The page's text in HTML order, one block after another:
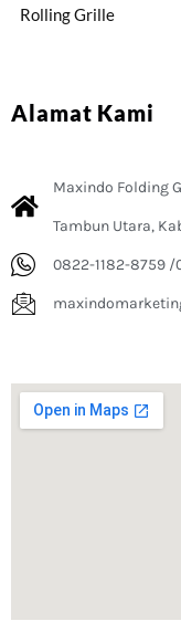
Rolling Grille
Alamat Kami
Maxindo Folding
Tambun Utara,
0822-1182-8759 /